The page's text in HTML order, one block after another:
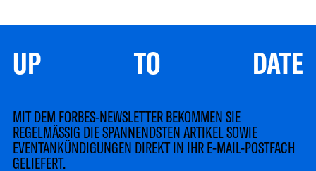
UP TO DATE
MIT DEM FORBES-NEWSLETTER BEKOMMEN SIE
REGELMÄSSIG DIE SPANNENDSTEN ARTIKEL SOWIE
EVENTANKÜNDIGUNGEN DIREKT IN IHR E-MAIL-POSTFACH
GELIEFERT.